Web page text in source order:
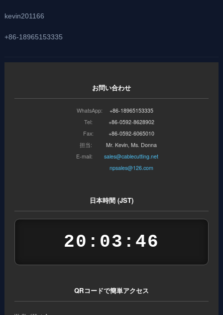
kevin201166
+86-18965153335
お問い合わせ
WhatsApp:
+86-18965153335
Tel:
+86-0592-8628902
Fax:
+86-0592-6065010
担当:
Mr. Kevin, Ms. Donna
E-mail:
sales@cablecutting.net
npsales@126.com
日本時間 (JST)
20:03:46
QRコードで簡単アクセス